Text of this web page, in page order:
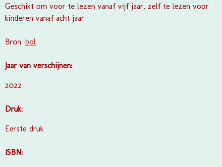
Geschikt om voor te lezen vanaf vijf jaar, zelf te lezen voor
kinderen vanaf acht jaar.
Bron: bol
Jaar van verschijnen:
2022
Druk:
Eerste druk
ISBN: